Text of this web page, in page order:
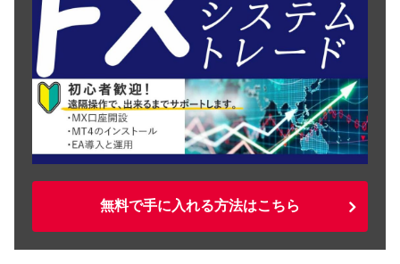
無料で手に入れる方法はこちら